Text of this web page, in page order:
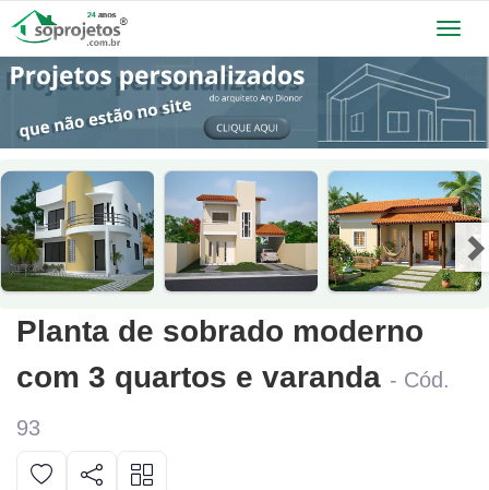
Planta de sobrado moderno
com 3 quartos e varanda - Cód.
93